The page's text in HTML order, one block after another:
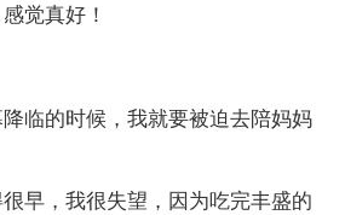
觉真好！
临的时候，我就要被迫去陪妈妈
早，我很失望，因为吃完丰盛的